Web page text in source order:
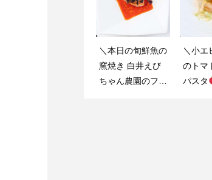
＼本日の旬鮮魚の
窯焼き 白井えび
ちゃん農園のフレ
＼小エ
のトマ
パスタ
テーキを皆様にお
届け！／
お料理のご紹介で
す
クアトロ
フォルマッジピッ
ベルエ
元白井
よりお